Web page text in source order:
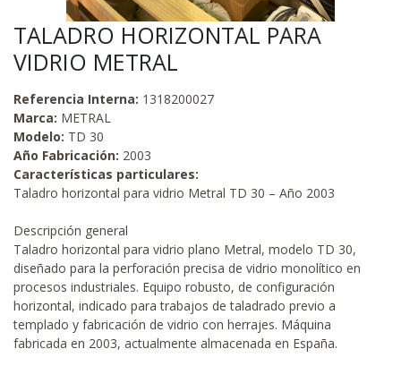
TALADRO HORIZONTAL PARA
VIDRIO METRAL
Referencia Interna: 1318200027
Marca: METRAL
Modelo: TD 30
Año Fabricación: 2003
Características particulares:
Taladro horizontal para vidrio Metral TD 30 – Año 2003
Descripción general
Taladro horizontal para vidrio plano Metral, modelo TD 30,
diseñado para la perforación precisa de vidrio monolítico en
procesos industriales. Equipo robusto, de configuración
horizontal, indicado para trabajos de taladrado previo a
templado y fabricación de vidrio con herrajes. Máquina
fabricada en 2003, actualmente almacenada en España.